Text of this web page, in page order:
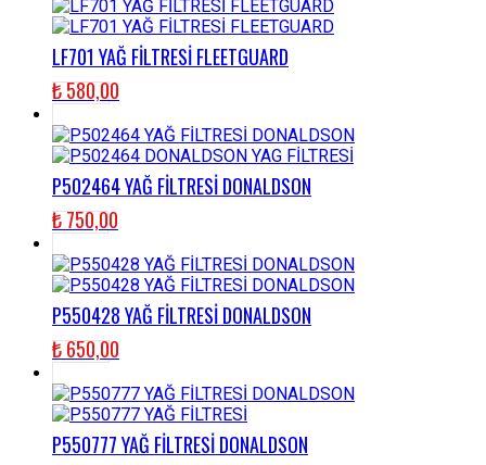
LF701 YAĞ FİLTRESİ FLEETGUARD
₺580,00
P502464 YAĞ FİLTRESİ DONALDSON
₺750,00
P550428 YAĞ FİLTRESİ DONALDSON
₺650,00
P550777 YAĞ FİLTRESİ DONALDSON